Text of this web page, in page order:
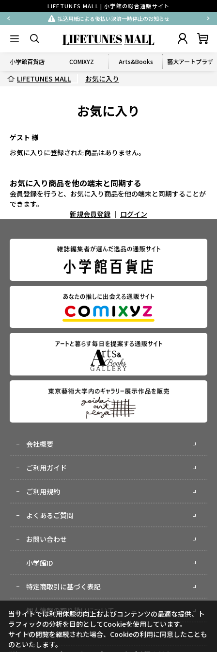
LIFETUNES MALL | 小学館の総合通販サイト
払込用紙による後払い決済一時停止のお知らせ
小学館百貨店 COMIXYZ Arts&Books 藝大アートプラザ
LIFETUNES MALL お気に入り
お気に入り
ゲスト 様
お気に入りに登録された商品はありません。
お気に入り商品を他の端末と同期する
会員登録を行うと、お気に入り商品を他の端末と同期することが
できます。
新規会員登録 ｜ ログイン
会社概要
ご利用ガイド
ご利用規約
よくあるご質問
お問い合わせ
小学館ID
特定商取引に基づく表記
個人情報の取り扱いについて
サイトマップ
当サイトでは利用体験の向上およびコンテンツの最適な提供、ト
ラフィックの分析を目的としてCookieを使用しています。
サイトの閲覧を継続された場合、Cookieの利用に同意したことも
のといたします。